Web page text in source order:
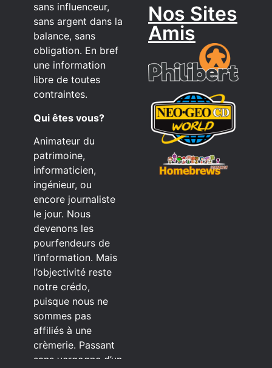
sans influenceur,
sans argent dans la
balance, sans
obligation. En bref
une information
libre de toutes
contraintes.
Qui êtes vous?
Animateur du
patrimoine,
informaticien,
ingénieur, ou
encore journaliste
le jour. Nous
devenons les
pourfendeurs de
l’information. Mais
l’objectivité reste
notre crédo,
puisque nous ne
sommes pas
affiliés à une
crèmerie. Passant
sans vergogne d’un
Nos Sites
Amis